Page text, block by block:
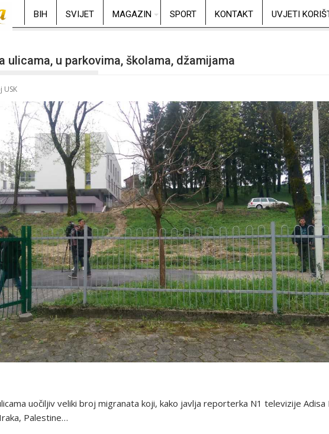
BIH SVIJET MAGAZIN SPORT KONTAKT UVJETI
ulicama, u parkovima, školama, džamijama
USK
uočiljiv veliki broj migranata koji, kako javlja reporterka N1 televizije Adisa
Palestine…